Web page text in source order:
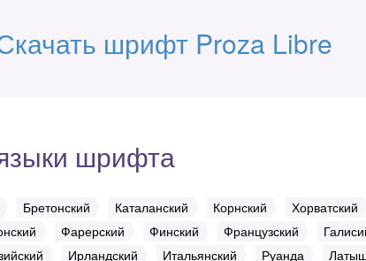
шрифт Proza Libre
шрифта
Бретонский Каталанский Корнский Хорватский
Фарерский Финский Французский
Ирландский Итальянский Руанда